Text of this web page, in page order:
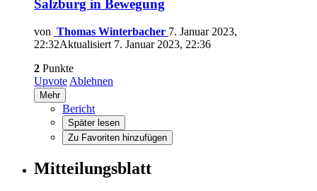
Salzburg in Bewegung
von Thomas Winterbacher 7. Januar 2023,
22:32Aktualisiert 7. Januar 2023, 22:36
2 Punkte
Upvote Ablehnen
Mehr
Bericht
Später lesen
Zu Favoriten hinzufügen
Mitteilungsblatt